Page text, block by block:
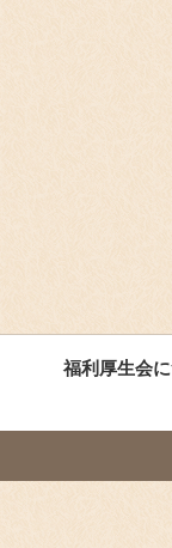
福利厚生会